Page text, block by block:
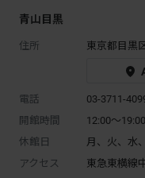
青山目黒
住所 東京都目黒
電話
03-3711-
開館時間
12:00～
休館日
月、火、水
アクセス
東急東横線